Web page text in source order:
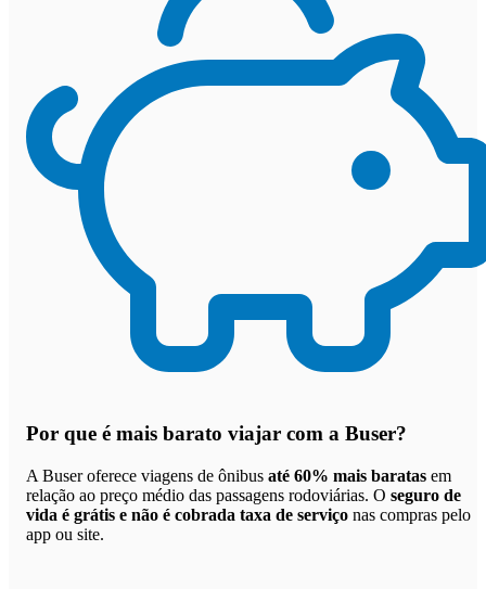
Por que é mais barato viajar com a Buser?
A Buser oferece viagens de ônibus até 60% mais baratas em
relação ao preço médio das passagens rodoviárias. O seguro de
vida é grátis e não é cobrada taxa de serviço nas compras pelo
app ou site.